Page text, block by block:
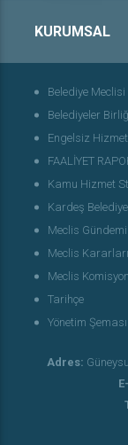
KURUMSAL
Belediye Meclisi
Belediyeler
Engelsiz
FAALİYET
Kamu Hizmet
Kardeş
Meclis Gündemi
Meclis Kararları
Meclis
Tarihçe
Yönetim Şeması
Adres: